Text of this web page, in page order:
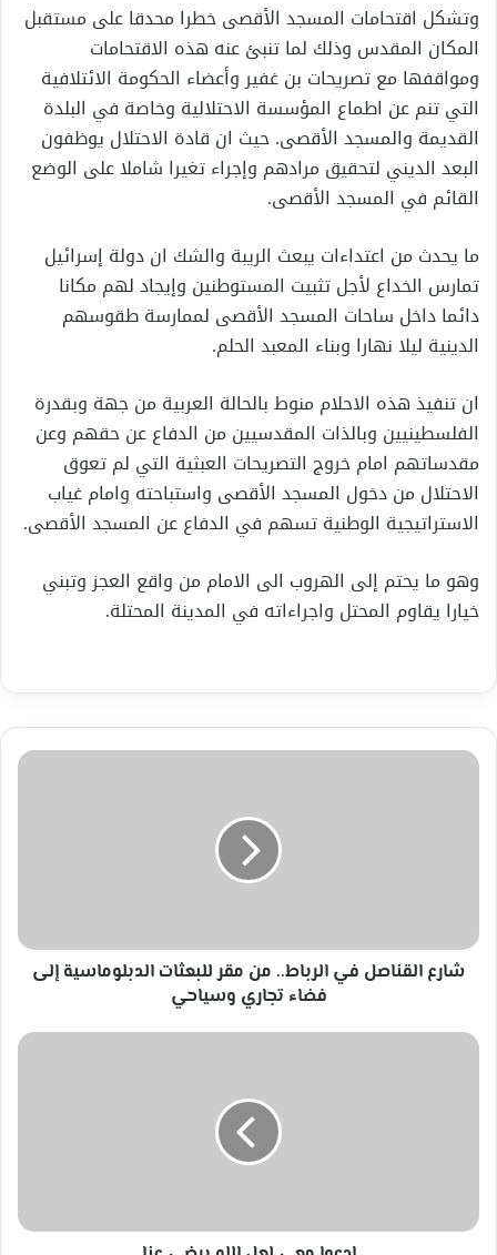
وتشكل اقتحامات المسجد الأقصى خطرا محدقا على مستقبل
المكان المقدس وذلك لما تنبئ عنه هذه الاقتحامات
ومواقفها مع تصريحات بن غفير وأعضاء الحكومة الائتلافية
التي تنم عن اطماع المؤسسة الاحتلالية وخاصة في البلدة
القديمة والمسجد الأقصى. حيث ان قادة الاحتلال يوظفون
البعد الديني لتحقيق مرادهم وإجراء تغيرا شاملا على الوضع
القائم في المسجد الأقصى.
ما يحدث من اعتداءات يبعث الريبة والشك ان دولة إسرائيل
تمارس الخداع لأجل تثبيت المستوطنين وإيجاد لهم مكانا
دائما داخل ساحات المسجد الأقصى لممارسة طقوسهم
الدينية ليلا نهارا وبناء المعبد الحلم.
ان تنفيذ هذه الاحلام منوط بالحالة العربية من جهة وبقدرة
الفلسطينيين وبالذات المقدسيين من الدفاع عن حقهم وعن
مقدساتهم امام خروج التصريحات العبثية التي لم تعوق
الاحتلال من دخول المسجد الأقصى واستباحته وامام غياب
الاستراتيجية الوطنية تسهم في الدفاع عن المسجد الأقصى.
وهو ما يحتم إلى الهروب الى الامام من واقع العجز وتبني
خيارا يقاوم المحتل واجراءاته في المدينة المحتلة.
شارع
إلى
فضاء
شارع القناصل في الرباط.. من مقر للبعثات الدبلوماسية إلى
فضاء تجاري وسياحي
ادعوا